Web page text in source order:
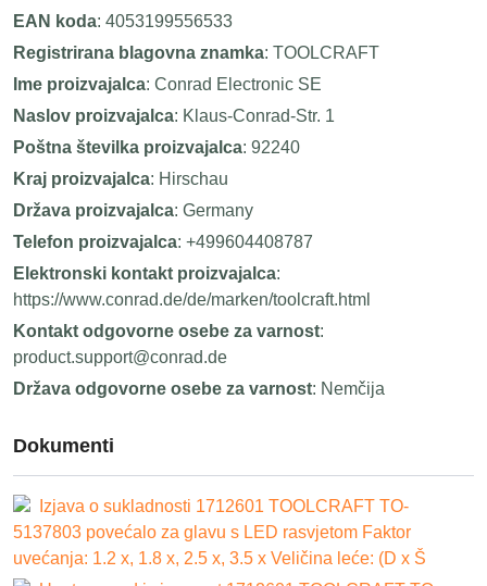
EAN koda: 4053199556533
Registrirana blagovna znamka: TOOLCRAFT
Ime proizvajalca: Conrad Electronic SE
Naslov proizvajalca: Klaus-Conrad-Str. 1
Poštna številka proizvajalca: 92240
Kraj proizvajalca: Hirschau
Država proizvajalca: Germany
Telefon proizvajalca: +499604408787
Elektronski kontakt proizvajalca:
https://www.conrad.de/de/marken/toolcraft.html
Kontakt odgovorne osebe za varnost:
product.support@conrad.de
Država odgovorne osebe za varnost: Nemčija
Dokumenti
Izjava o sukladnosti 1712601 TOOLCRAFT TO-
5137803 povećalo za glavu s LED rasvjetom Faktor
uvećanja: 1.2 x, 1.8 x, 2.5 x, 3.5 x Veličina leće: (D x Š